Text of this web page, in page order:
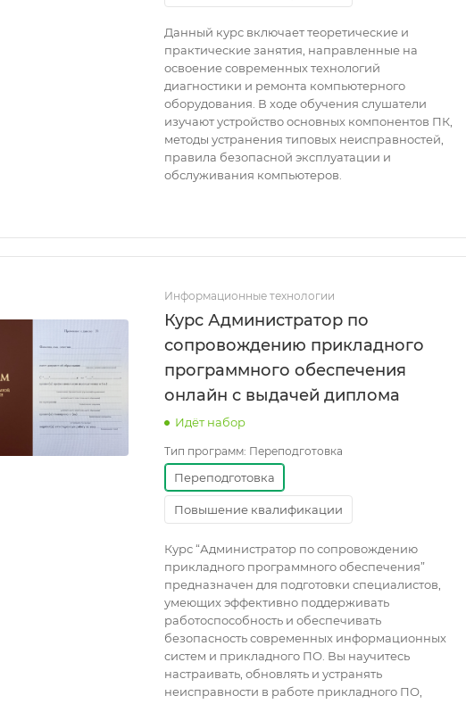
Данный курс включает теоретические и
практические занятия, направленные на
освоение современных технологий
диагностики и ремонта компьютерного
оборудования. В ходе обучения слушатели
изучают устройство основных компонентов ПК,
методы устранения типовых неисправностей,
правила безопасной эксплуатации и
обслуживания компьютеров.
Информационные технологии
Курс Администратор по
сопровождению прикладного
программного обеспечения
онлайн с выдачей диплома
Идёт набор
Тип программ: Переподготовка
Переподготовка
Повышение квалификации
Курс “Администратор по сопровождению
прикладного программного обеспечения”
предназначен для подготовки специалистов,
умеющих эффективно поддерживать
работоспособность и обеспечивать
безопасность современных информационных
систем и прикладного ПО. Вы научитесь
настраивать, обновлять и устранять
неисправности в работе прикладного ПО,